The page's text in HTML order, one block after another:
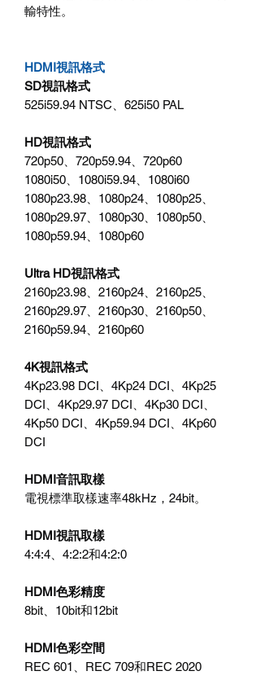
輸特性。
HDMI視訊格式
SD視訊格式
525i59.94 NTSC、625i50 PAL
HD視訊格式
720p50、720p59.94、720p60
1080i50、1080i59.94、1080i60
1080p23.98、1080p24、1080p25、
1080p29.97、1080p30、1080p50、
1080p59.94、1080p60
Ultra HD視訊格式
2160p23.98、2160p24、2160p25、
2160p29.97、2160p30、2160p50、
2160p59.94、2160p60
4K視訊格式
4Kp23.98 DCI、4Kp24 DCI、4Kp25
DCI、4Kp29.97 DCI、4Kp30 DCI、
4Kp50 DCI、4Kp59.94 DCI、4Kp60
DCI
HDMI音訊取樣
電視標準取樣速率48kHz，24bit。
HDMI視訊取樣
4:4:4、4:2:2和4:2:0
HDMI色彩精度
8bit、10bit和12bit
HDMI色彩空間
REC 601、REC 709和REC 2020